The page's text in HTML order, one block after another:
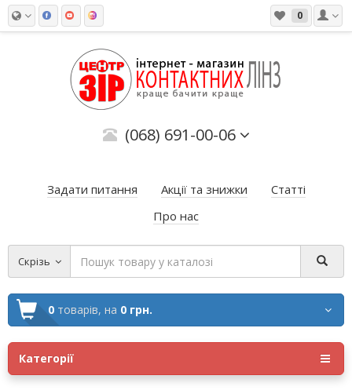
0
(068) 691-00-06
Задати питання Акції та знижки
Статті
Про нас
Скрізь
0 товарів, на 0 грн.
Категорії